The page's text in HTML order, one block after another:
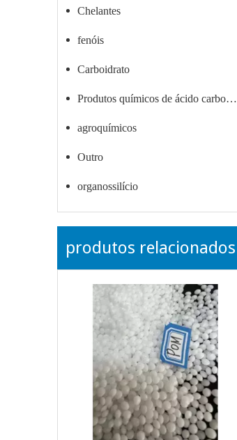
Chelantes
fenóis
Carboidrato
Produtos químicos de ácido carboxílico
agroquímicos
Outro
organossilício
produtos relacionados